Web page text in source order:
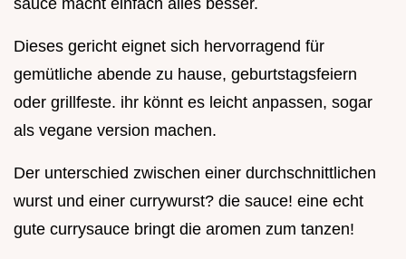
sauce macht einfach alles besser.
Dieses gericht eignet sich hervorragend für
gemütliche abende zu hause, geburtstagsfeiern
oder grillfeste. ihr könnt es leicht anpassen, sogar
als vegane version machen.
Der unterschied zwischen einer durchschnittlichen
wurst und einer currywurst? die sauce! eine echt
gute currysauce bringt die aromen zum tanzen!